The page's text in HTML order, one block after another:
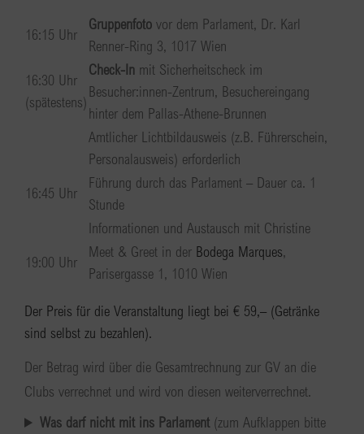
16:15 Uhr
Gruppenfoto vor dem Parlament, Dr. Karl
Renner-Ring 3, 1017 Wien
16:30 Uhr
(spätestens)
Check-In mit Sicherheitscheck im
Besucher:innen-Zentrum, Besuchereingang
hinter dem Pallas-Athene-Brunnen
Amtlicher Lichtbildausweis (z.B. Führerschein,
Personalausweis) erforderlich
16:45 Uhr
Führung durch das Parlament – Dauer ca. 1
Stunde
Informationen und Austausch mit Christine
19:00 Uhr
Meet & Greet in der Bodega Marques,
Parisergasse 1, 1010 Wien
Der Preis für die Veranstaltung liegt bei € 59,– (Getränke
sind selbst zu bezahlen).
Der Betrag wird über die Gesamtrechnung zur GV an die
Clubs verrechnet und wird von diesen weiterverrechnet.
Was darf nicht mit ins Parlament (zum Aufklappen bitte